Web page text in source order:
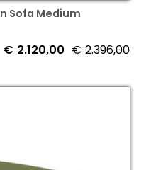
Sofa Medium
€ 2.396,00
€ 2.120,00